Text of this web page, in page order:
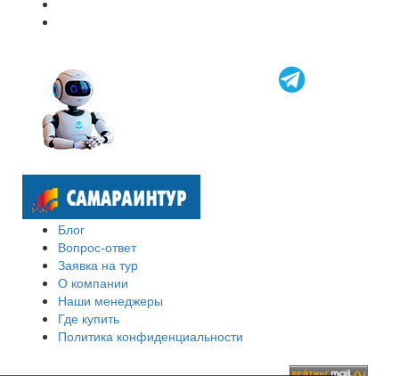
Блог
Вопрос-ответ
Заявка на тур
О компании
Наши менеджеры
Где купить
Политика конфиденциальности